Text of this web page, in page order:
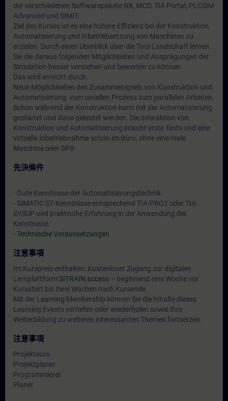
der verschiedenen Softwarepakete NX, MCD, TIA Portal, PLCSIM
Advanced und SIMIT.
Ziel des Kurses ist es eine höhere Effizienz bei der Konstruktion,
Automatisierung und Inbetriebsetzung von Maschinen zu
erzielen. Durch einen Überblick über die Tool-Landschaft lernen
Sie die daraus folgenden Möglichkeiten und Ausprägungen der
Simulation besser verstehen und bewerten zu können.
Das wird erreicht durch:
Neue Möglichkeiten des Zusammenspiels von Konstruktion und
Automatisierung, vom seriellen Prozess zum parallelen Arbeiten.
Schon während der Konstruktion kann mit der Automatisierung
gestartet und diese getestet werden. Die Interaktion von
Konstruktion und Automatisierung erlaubt erste Tests und eine
virtuelle Inbetriebnahme schon im Büro, ohne eine reale
Maschine oder SPS
先決條件
- Gute Kenntnisse der Automatisierungstechnik
- SIMATIC S7-Kenntnisse entsprechend TIA-PRO2 oder TIA-
SYSUP und praktische Erfahrung in der Anwendung der
Kenntnisse.
-Technische Voraussetzungen
注意事項
Im Kurspreis enthalten: Kostenloser Zugang zur digitalen
Lernplattform SITRAIN access – beginnend eine Woche vor
Kursstart bis zwei Wochen nach Kursende.
Mit der Learning Membership können Sie die Inhalte dieses
Learning Events vertiefen oder wiederholen sowie Ihre
Weiterbildung zu weiteren interessanten Themen fortsetzen.
注意事項
Projekteure
Projektplaner
Programmierer
Planer